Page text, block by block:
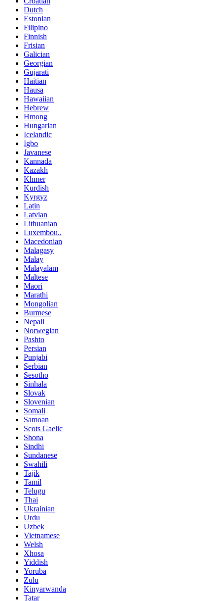
Dutch
Estonian
Filipino
Finnish
Frisian
Galician
Georgian
Gujarati
Haitian
Hausa
Hawaiian
Hebrew
Hmong
Hungarian
Icelandic
Igbo
Javanese
Kannada
Kazakh
Khmer
Kurdish
Kyrgyz
Latin
Latvian
Lithuanian
Luxembou..
Macedonian
Malagasy
Malay
Malayalam
Maltese
Maori
Marathi
Mongolian
Burmese
Nepali
Norwegian
Pashto
Persian
Punjabi
Serbian
Sesotho
Sinhala
Slovak
Slovenian
Somali
Samoan
Scots Gaelic
Shona
Sindhi
Sundanese
Swahili
Tajik
Tamil
Telugu
Thai
Ukrainian
Urdu
Uzbek
Vietnamese
Welsh
Xhosa
Yiddish
Yoruba
Zulu
Kinyarwanda
Tatar